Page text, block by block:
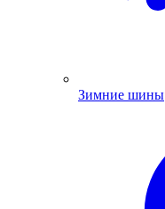
Зимние шины